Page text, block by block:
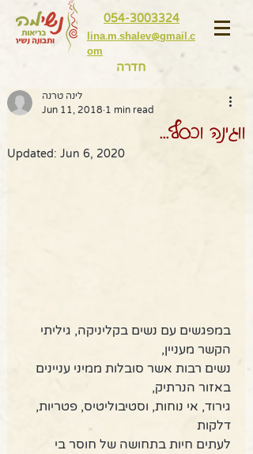
lina.m.shalev@gmail.c
om
054-3003324
חדרה
ווגינה וכסף...
לינה טרנה
Jun 11, 2018 1 min read
Updated: Jun 6, 2020
במפגשים עם נשים בקליניקה, גיליתי
הקשר מעניין,
נשים רבות אשר סובלות ממיני עניינים
באזור הנרתיק,
גירוד, אי נוחות, וסטיבוליטיס, פטריות,
דלקות
לעתים חיות בתחושה של חוסר בי